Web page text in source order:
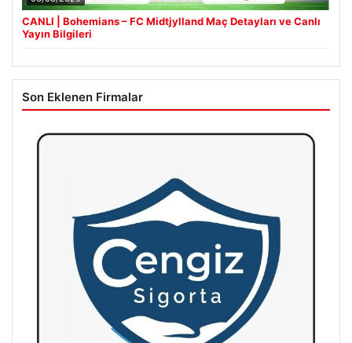
CANLI | Bohemians – FC Midtjylland Maç Detayları ve Canlı
Yayın Bilgileri
Son Eklenen Firmalar